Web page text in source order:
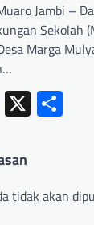
Jambi –
Sekolah
Marga
Email
X
tidak akan